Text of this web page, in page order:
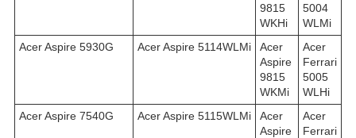
9815
WKHi
5004
WLMi
Acer Aspire 5930G
Acer Aspire 5114WLMi
Acer
Aspire
9815
WKMi
Acer
Ferrari
5005
WLHi
Acer Aspire 7540G
Acer Aspire 5115WLMi
Acer
Aspire
Acer
Ferrari